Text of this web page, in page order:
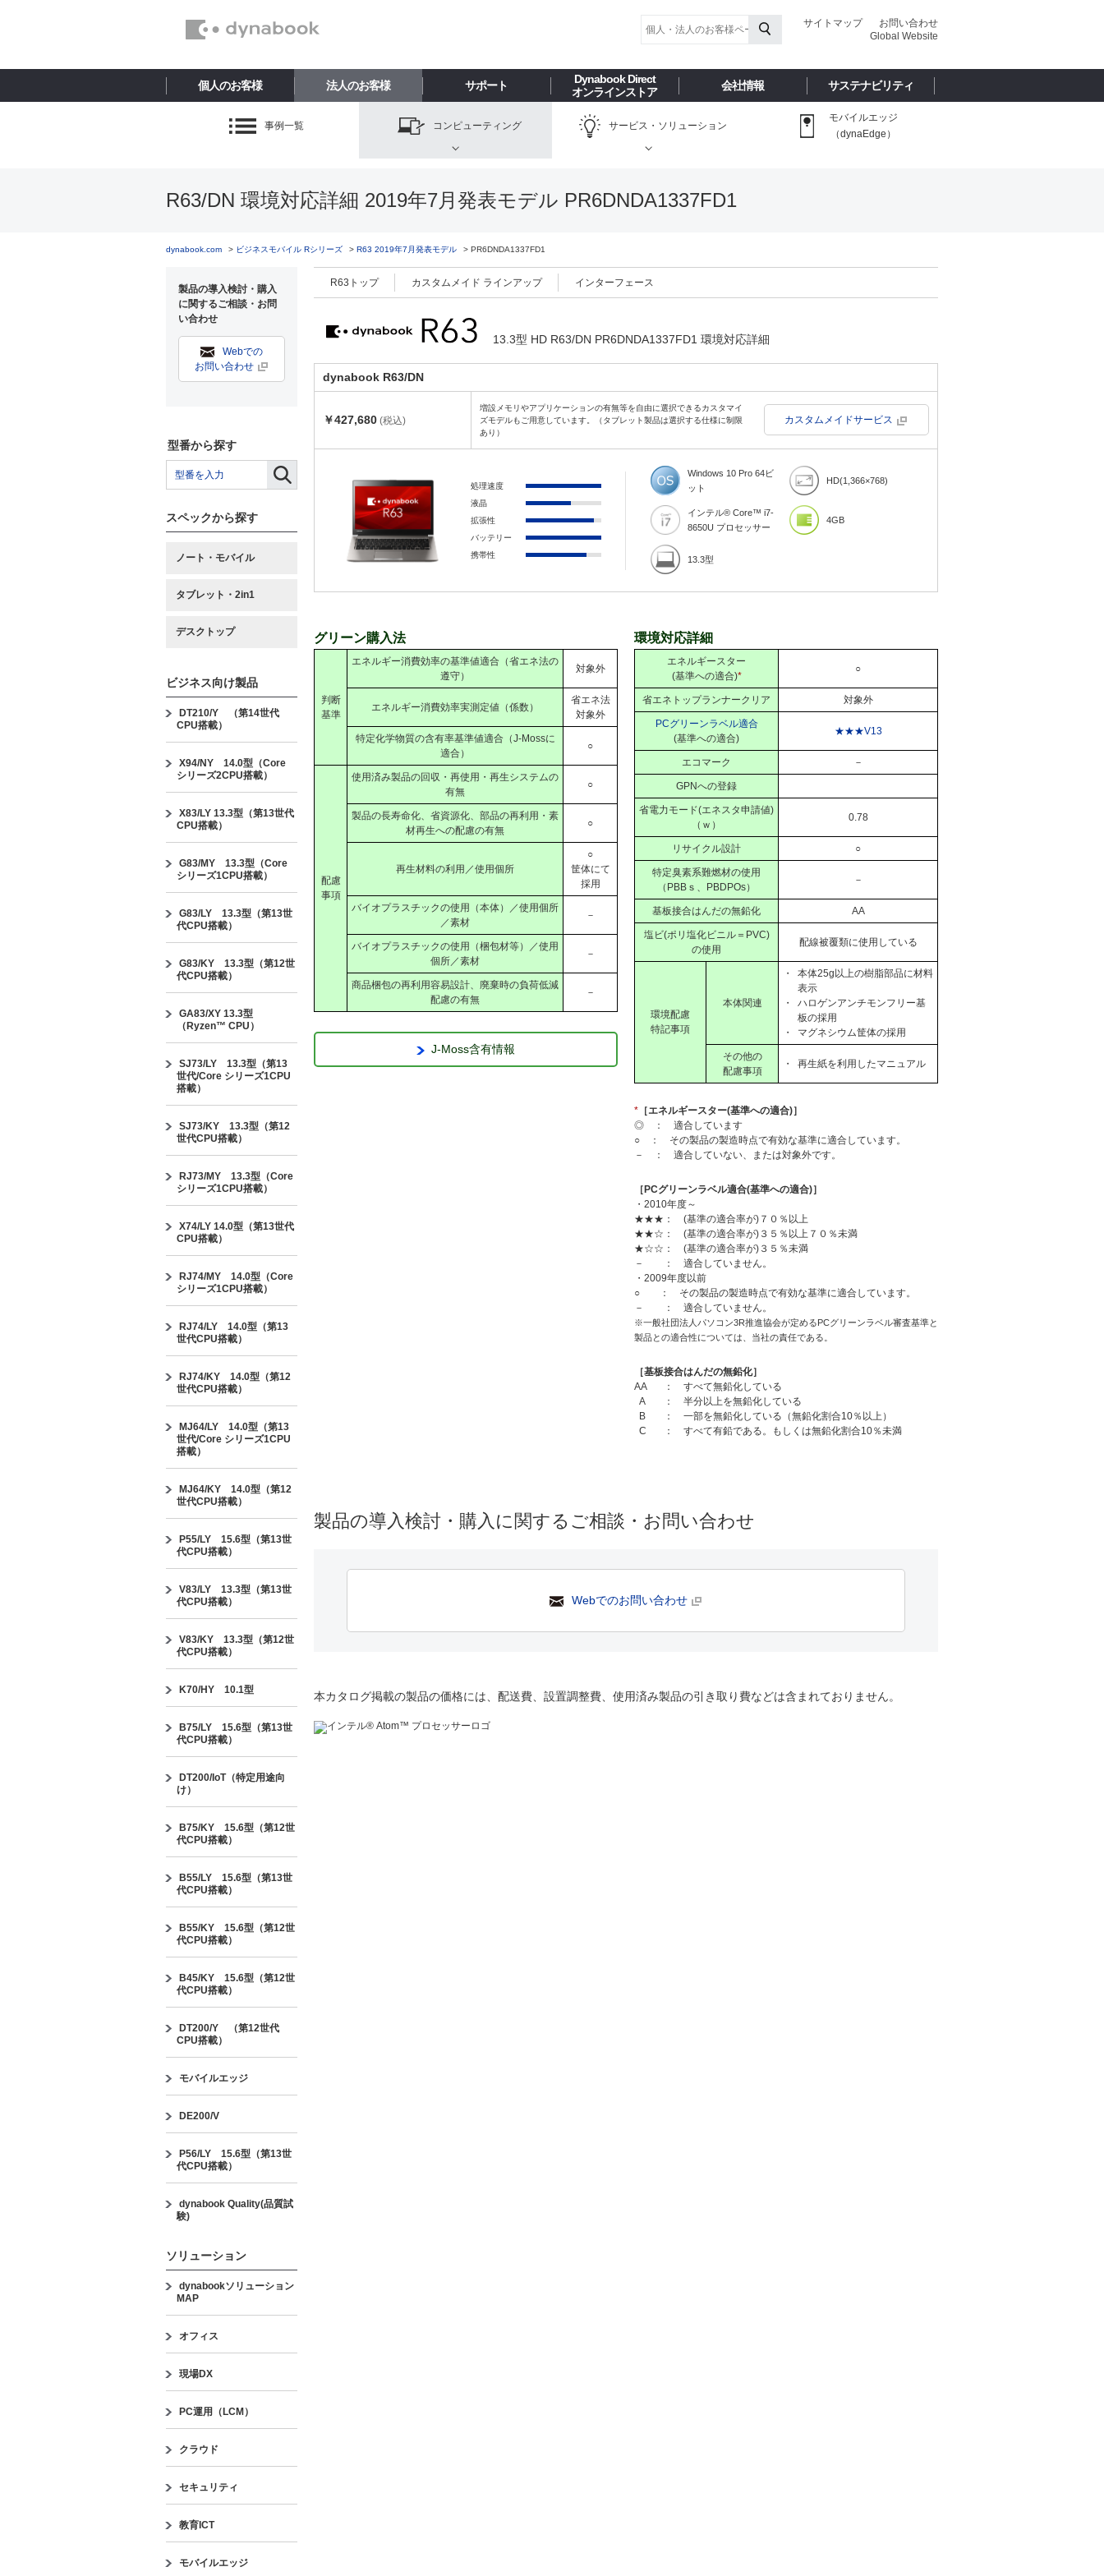
お問い合わせ
サイトマップ
Global Website
個人のお客様 法人のお客様 サポート
Dynabook Direct
オンラインストア
会社情報 サステナビリティ
事例一覧 コンピューティング サービス・ ソリューション
モバイルエッジ
（dynaEdge）
R63/DN 環境対応詳細 2019年7月発表モデル PR6DNDA1337FD1
dynabook.com ビジネスモバイル Rシリーズ R63 2019年7月発表モデル PR6DNDA1337FD1
製品の導入検討・購入
に関するご相談・お問
い合わせ
Webでの
お問い合わせ
型番から探す
スペックから探す
ノート・モバイル
タブレット・2in1
デスクトップ
ビジネス向け製品
DT210/Y （第14世代
CPU搭載）
X94/NY 14.0型（Core
シリーズ2CPU搭載）
X83/LY 13.3型（第13世代
CPU搭載）
G83/MY 13.3型（Core
シリーズ1CPU搭載）
G83/LY 13.3型（第13世
代CPU搭載）
G83/KY 13.3型（第12世
代CPU搭載）
GA83/XY 13.3型
（Ryzen™ CPU）
SJ73/LY 13.3型（第13
世代/Core シリーズ1CPU
搭載）
SJ73/KY 13.3型（第12
世代CPU搭載）
RJ73/MY 13.3型（Core
シリーズ1CPU搭載）
X74/LY 14.0型（第13世代
CPU搭載）
RJ74/MY 14.0型（Core
シリーズ1CPU搭載）
RJ74/LY 14.0型（第13
世代CPU搭載）
RJ74/KY 14.0型（第12
世代CPU搭載）
MJ64/LY 14.0型（第13
世代/Core シリーズ1CPU
搭載）
MJ64/KY 14.0型（第12
世代CPU搭載）
P55/LY 15.6型（第13世
代CPU搭載）
V83/LY 13.3型（第13世
代CPU搭載）
V83/KY 13.3型（第12世
代CPU搭載）
K70/HY 10.1型
B75/LY 15.6型（第13世
代CPU搭載）
DT200/IoT（特定用途向
け）
B75/KY 15.6型（第12世
代CPU搭載）
B55/LY 15.6型（第13世
代CPU搭載）
B55/KY 15.6型（第12世
代CPU搭載）
B45/KY 15.6型（第12世
代CPU搭載）
DT200/Y （第12世代
CPU搭載）
モバイルエッジ
DE200/V
P56/LY 15.6型（第13世
代CPU搭載）
dynabook Quality(品質試
験)
ソリューション
dynabookソリューション
MAP
オフィス
現場DX
PC運用（LCM）
クラウド
セキュリティ
教育ICT
モバイルエッジ
R63トップ カスタムメイド ラインアップ インターフェース
13.3型 HD R63/DN PR6DNDA1337FD1 環境対応詳細
dynabook R63/DN
￥427,680 (税込)
増設メモリやアプリケーションの有無等を自由に選択できるカスタマイ
ズモデルもご用意しています。（タブレット製品は選択する仕様に制限
あり）
カスタムメイドサービス
処理速度
液晶
拡張性
バッテリー
携帯性
Windows 10 Pro 64ビ
ット
インテル® Core™ i7-
8650U プロセッサー
13.3型
HD(1,366×768)
4GB
グリーン購入法
判断
基準
エネルギー消費効率の基準値適合（省エネ法の
遵守）
対象外
エネルギー消費効率実測定値（係数）
省エネ法
対象外
特定化学物質の含有率基準値適合（J-Mossに
適合）
○
配慮
事項
使用済み製品の回収・再使用・再生システムの
有無
○
製品の長寿命化、省資源化、部品の再利用・素
材再生への配慮の有無
○
再生材料の利用／使用個所
○
筐体にて
採用
バイオプラスチックの使用（本体）／使用個所
／素材
－
バイオプラスチックの使用（梱包材等）／使用
個所／素材
－
商品梱包の再利用容易設計、廃棄時の負荷低減
配慮の有無
－
J-Moss含有情報
環境対応詳細
エネルギースター
(基準への適合)*
○
省エネトップランナークリア 対象外
PCグリーンラベル適合
(基準への適合)
★★★V13
エコマーク －
GPNへの登録
省電力モード(エネスタ申請値)
（ｗ）
0.78
リサイクル設計 ○
特定臭素系難燃材の使用
（PBBｓ、PBDPOs）
－
基板接合はんだの無鉛化 AA
塩ビ(ポリ塩化ビニル＝PVC)
の使用
配線被覆類に使用している
環境配慮
特記事項
本体関連
・
本体25g以上の樹脂部品に材料
表示
・
ハロゲンアンチモンフリー基
板の採用
・
マグネシウム筐体の採用
その他の
配慮事項
・ 再生紙を利用したマニュアル
* ［エネルギースター(基準への適合)］
◎ ： 適合しています
○ ： その製品の製造時点で有効な基準に適合しています。
－ ： 適合していない、または対象外です。
［PCグリーンラベル適合(基準への適合)］
・2010年度～
★★★： (基準の適合率が)７０％以上
★★☆： (基準の適合率が)３５％以上７０％未満
★☆☆： (基準の適合率が)３５％未満
－ ： 適合していません。
・2009年度以前
○ ： その製品の製造時点で有効な基準に適合しています。
－ ： 適合していません。
※一般社団法人パソコン3R推進協会が定めるPCグリーンラベル審査基準と
製品との適合性については、当社の責任である。
［基板接合はんだの無鉛化］
AA
： すべて無鉛化している
A
： 半分以上を無鉛化している
B
： 一部を無鉛化している（無鉛化割合10％以上）
C
： すべて有鉛である。もしくは無鉛化割合10％未満
製品の導入検討・購入に関するご相談・お問い合わせ
Webでのお問い合わせ
本カタログ掲載の製品の価格には、配送費、設置調整費、使用済み製品の引き取り費などは含まれておりません。